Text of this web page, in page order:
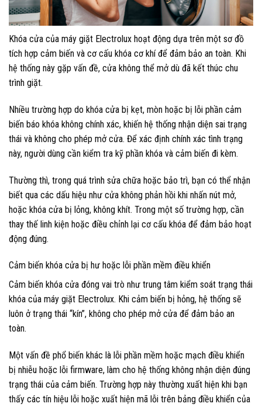
Khóa cửa của máy giặt Electrolux hoạt động dựa trên một sơ đồ
tích hợp cảm biến và cơ cấu khóa cơ khí để đảm bảo an toàn. Khi
hệ thống này gặp vấn đề, cửa không thể mở dù đã kết thúc chu
trình giặt.
Nhiều trường hợp do khóa cửa bị kẹt, mòn hoặc bị lỗi phần cảm
biến báo khóa không chính xác, khiến hệ thống nhận diện sai trạng
thái và không cho phép mở cửa. Để xác định chính xác tình trạng
này, người dùng cần kiểm tra kỹ phần khóa và cảm biến đi kèm.
Thường thì, trong quá trình sửa chữa hoặc bảo trì, bạn có thể nhận
biết qua các dấu hiệu như cửa không phản hồi khi nhấn nút mở,
hoặc khóa cửa bị lỏng, không khít. Trong một số trường hợp, cần
thay thế linh kiện hoặc điều chỉnh lại cơ cấu khóa để đảm bảo hoạt
động đúng.
Cảm biến khóa cửa bị hư hoặc lỗi phần mềm điều khiển
Cảm biến khóa cửa đóng vai trò như trung tâm kiểm soát trạng thái
khóa của máy giặt Electrolux. Khi cảm biến bị hỏng, hệ thống sẽ
luôn ở trạng thái “kín”, không cho phép mở cửa để đảm bảo an
toàn.
Một vấn đề phổ biến khác là lỗi phần mềm hoặc mạch điều khiển
bị nhiễu hoặc lỗi firmware, làm cho hệ thống không nhận diện đúng
trạng thái của cảm biến. Trường hợp này thường xuất hiện khi bạn
thấy các tín hiệu lỗi hoặc xuất hiện mã lỗi trên bảng điều khiển của